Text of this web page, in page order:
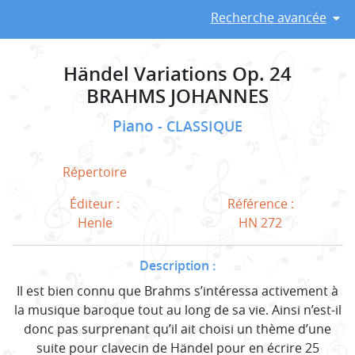
Recherche avancée
Händel Variations Op. 24
BRAHMS JOHANNES
Piano CLASSIQUE
Répertoire
Éditeur :
Henle
Référence :
HN 272
Description :
Il est bien connu que Brahms s’intéressa activement à
la musique baroque tout au long de sa vie. Ainsi n’est-il
donc pas surprenant qu’il ait choisi un thème d’une
suite pour clavecin de Händel pour en écrire 25